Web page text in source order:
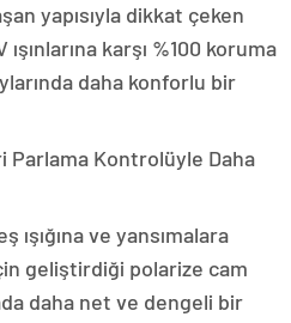
yapısıyla dikkat çeken
karşı %100 koruma
daha konforlu bir
Parlama Kontrolüyle Daha
ışığına ve yansımalara
geliştirdiği polarize cam
daha net ve dengeli bir